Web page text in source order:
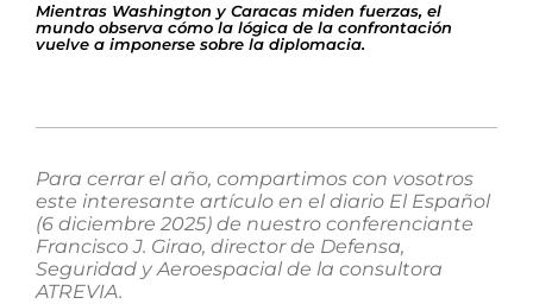
Mientras Washington y Caracas miden fuerzas, el
mundo observa cómo la lógica de la confrontación
vuelve a imponerse sobre la diplomacia.
Para cerrar el año, compartimos con vosotros
este interesante artículo en el diario El Español
(6 diciembre 2025) de nuestro conferenciante
Francisco J. Girao, director de Defensa,
Seguridad y Aeroespacial de la consultora
ATREVIA.